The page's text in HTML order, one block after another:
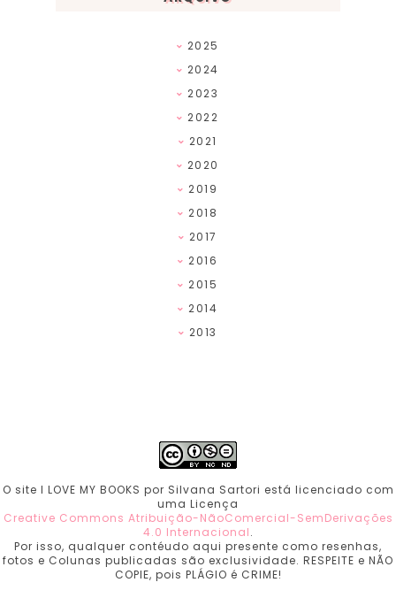
2025
2024
2023
2022
2021
2020
2019
2018
2017
2016
2015
2014
2013
O site I LOVE MY BOOKS por Silvana Sartori está licenciado com
uma Licença
Creative Commons Atribuição-NãoComercial-SemDerivações
4.0 Internacional.
Por isso, qualquer contéudo aqui presente como resenhas,
fotos e Colunas publicadas são exclusividade. RESPEITE e NÃO
COPIE, pois PLÁGIO é CRIME!